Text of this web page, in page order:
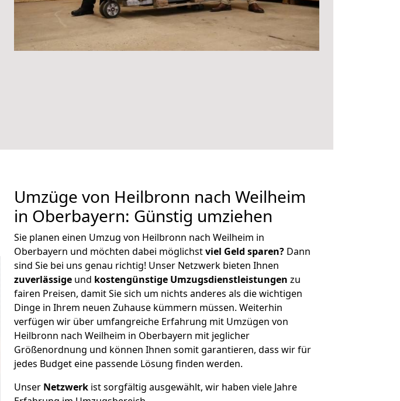
Umzüge von Heilbronn nach Weilheim
in Oberbayern: Günstig umziehen
Sie planen einen Umzug von Heilbronn nach Weilheim in
Oberbayern und möchten dabei möglichstviel Geld sparen? Dann
sind Sie bei uns genau richtig! Unser Netzwerk bieten Ihnen
zuverlässige und kostengünstige Umzugsdienstleistungen zu
fairen Preisen, damit Sie sich um nichts anderes als die wichtigen
Dinge in Ihrem neuen Zuhause kümmern müssen. Weiterhin
verfügen wir über umfangreiche Erfahrung mit Umzügen von
Heilbronn nach Weilheim in Oberbayern mit jeglicher
Größenordnung und können Ihnen somit garantieren, dass wir für
jedes Budget eine passende Lösung finden werden.
Unser Netzwerk ist sorgfältig ausgewählt, wir haben viele Jahre